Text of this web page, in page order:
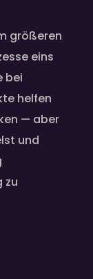
größeren
eins
bei
helfen
— aber
und
zu